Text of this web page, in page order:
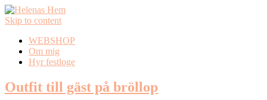
Skip to content
WEBSHOP
Om mig
Hyr festloge
Outfit till gäst på bröllop